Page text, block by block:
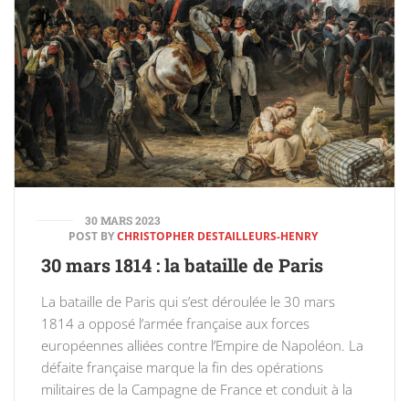
30 MARS 2023
POST BYCHRISTOPHER DESTAILLEURS-HENRY
30 mars 1814 : la bataille de Paris
La bataille de Paris qui s’est déroulée le 30 mars
1814 a opposé l’armée française aux forces
européennes alliées contre l’Empire de Napoléon. La
défaite française marque la fin des opérations
militaires de la Campagne de France et conduit à la